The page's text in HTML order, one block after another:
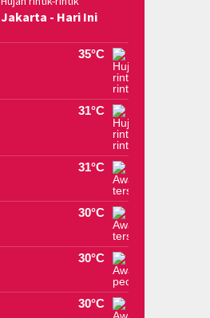
Jakarta - Hari Ini
35°C
31°C
31°C
30°C
30°C
30°C